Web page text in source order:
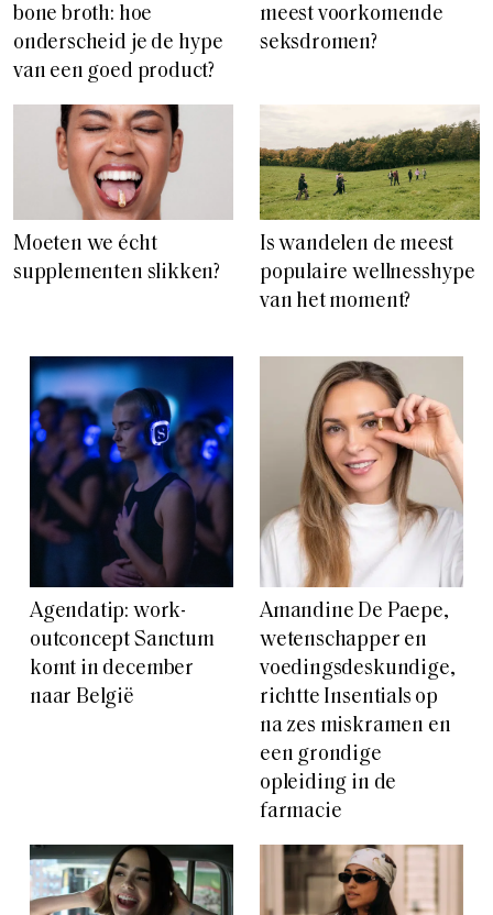
bone broth: hoe
onderscheid je de hype
van een goed product?
meest voorkomende
seksdromen?
Moeten we écht
supplementen slikken?
Is wandelen de meest
populaire wellnesshype
van het moment?
Agendatip: work-
outconcept Sanctum
komt in december
naar België
Amandine De Paepe,
wetenschapper en
voedingsdeskundige,
richtte Insentials op
na zes miskramen en
een grondige
opleiding in de
farmacie